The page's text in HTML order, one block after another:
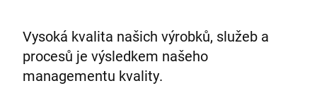
Servis
Společnost
Afrika
Vysoká kvalita našich výrobků, služeb a
procesů je výsledkem našeho
managementu kvality.